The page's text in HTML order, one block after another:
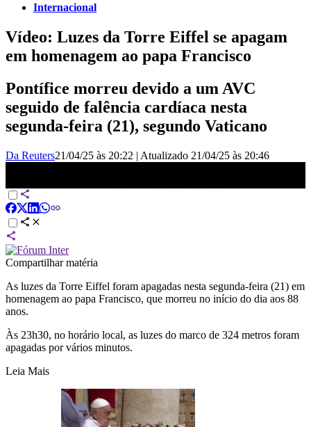
Internacional
Vídeo: Luzes da Torre Eiffel se apagam
em homenagem ao papa Francisco
Pontífice morreu devido a um AVC
seguido de falência cardíaca nesta
segunda-feira (21), segundo Vaticano
Da Reuters21/04/25 às 20:22 | Atualizado 21/04/25 às 20:46
Compartilhar matéria
As luzes da Torre Eiffel foram apagadas nesta segunda-feira (21) em
homenagem ao papa Francisco, que morreu no início do dia aos 88
anos.
Às 23h30, no horário local, as luzes do marco de 324 metros foram
apagadas por vários minutos.
Leia Mais